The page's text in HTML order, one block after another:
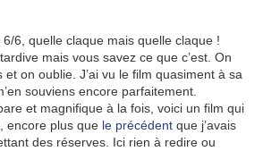
6/6, quelle claque mais quelle claque !
mais vous savez ce que c’est. On
on oublie. J’ai vu le film quasiment à sa
souviens encore parfaitement.
et magnifique à la fois, voici un film qui
encore plus que le précédent que j’avais
des réserves. Ici rien à redire ou